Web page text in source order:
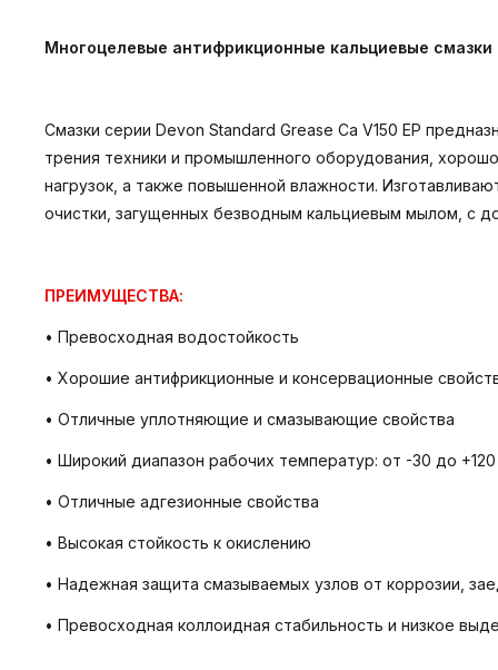
Многоцелевые антифрикционные кальциевые смазки
Смазки серии Devon Standard Grease Ca V150 EP
трения техники и промышленного оборудования,
нагрузок, а также повышенной влажности.
очистки, загущенных безводным кальциевым мылом, с
ПРЕИМУЩЕСТВА:
• Превосходная водостойкость
• Хорошие антифрикционные и консервационные
• Отличные уплотняющие и смазывающие свойства
• Широкий диапазон рабочих температур: от -30 до +120
• Отличные адгезионные свойства
• Высокая стойкость к окислению
• Надежная защита смазываемых узлов от коррозии,
• Превосходная коллоидная стабильность и низкое